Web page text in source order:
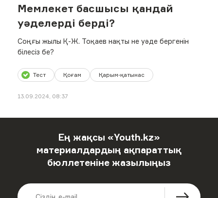
Мемлекет басшысы қандай
уәделерді берді?
Соңғы жылы Қ-Ж. Тоқаев нақты не уәде бергенін
білесіз бе?
Тест Қоғам Қарым-қатынас
13.09.2024, 08:37
Ең жақсы «Youth.kz»
материалдардың ақпараттық
бюллетеніне жазылыңыз